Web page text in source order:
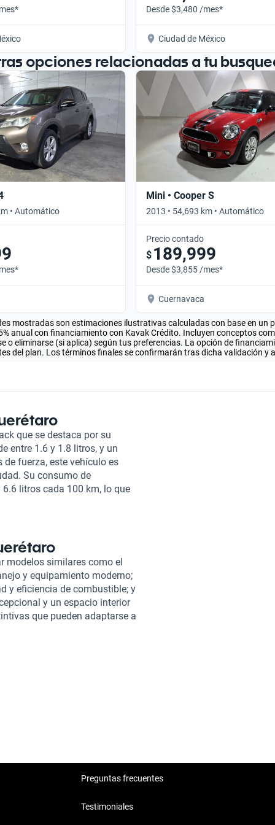
Desde $3,480 /mes*
Ciudad de México
opciones relacionadas a tu
• Automático
Mini • Cooper S
2013 • 54,693 km • Automático
Precio contado
$ 189,999
Desde $3,855 /mes*
Cuernavaca
mostradas son estimaciones ilustrativas calculadas con base en un
anual con financiamiento con Kavak Crédito. Incluyen conceptos
o eliminarse (si aplica) según tus preferencias. La opción de
del plan. Los términos finales se confirmarán tras dicha validación y
que se destaca por su
entre 1.6 y 1.8 litros, y un
fuerza, este vehículo es
Su consumo de
litros cada 100 km, lo que
corredizo, añadiendo un
te beneficias de un
a una rigurosa inspección
mejores condiciones
de garantía que se adaptan
Para mayor
tu inversión a largo plazo y
modelos similares como el
y equipamiento moderno;
y eficiencia de combustible; y
y un espacio interior
que pueden adaptarse a
Preguntas frecuentes
Testimoniales